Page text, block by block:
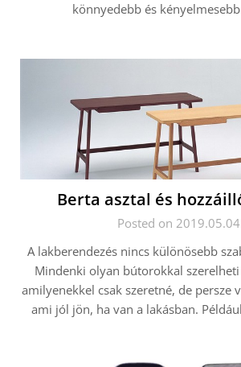
könnyedebb és
Berta asztal és
Posted on
A lakberendezés nincs különösebb
Mindenki olyan bútorokkal
amilyenekkel csak szeretné, de persze
ami jól jön, ha van a lakásban.